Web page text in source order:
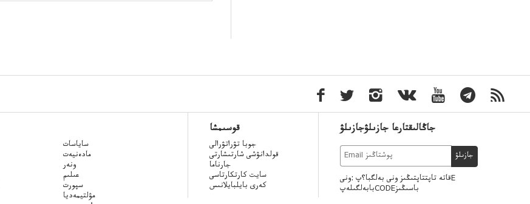
ساياسات
مادەنيەت
ونەر
عىلىم
سپورت
مۋلتيمەديا
قوسىمشا
جوبا تۋراتۋرالى
قولدانۋشى شارتىشارتى
جارناما
سايت كارتكارتاسى
كەرى بايلبايلانىس
جاڭالىقتارعا جازىلۋجازىلۋ
جازىلۋ
قاتە تاپتتاپتىڭىز ونى بەلگبا؟پ :ونىE
بابەلگىلەپCODEباسىڭىز